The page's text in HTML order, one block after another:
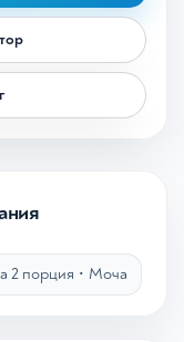
2 порция • Моча